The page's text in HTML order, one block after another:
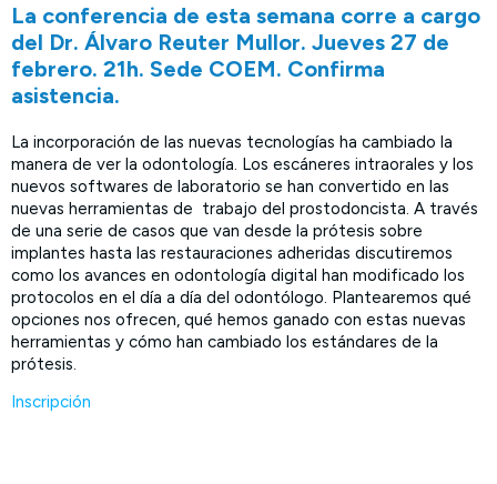
La conferencia de esta semana corre a cargo
del Dr. Álvaro Reuter Mullor. Jueves 27 de
febrero. 21h. Sede COEM. Confirma
asistencia.
La incorporación de las nuevas tecnologías ha cambiado la
manera de ver la odontología. Los escáneres intraorales y los
nuevos softwares de laboratorio se han convertido en las
nuevas herramientas de trabajo del prostodoncista. A través
de una serie de casos que van desde la prótesis sobre
implantes hasta las restauraciones adheridas discutiremos
como los avances en odontología digital han modificado los
protocolos en el día a día del odontólogo. Plantearemos qué
opciones nos ofrecen, qué hemos ganado con estas nuevas
herramientas y cómo han cambiado los estándares de la
prótesis.
Inscripción